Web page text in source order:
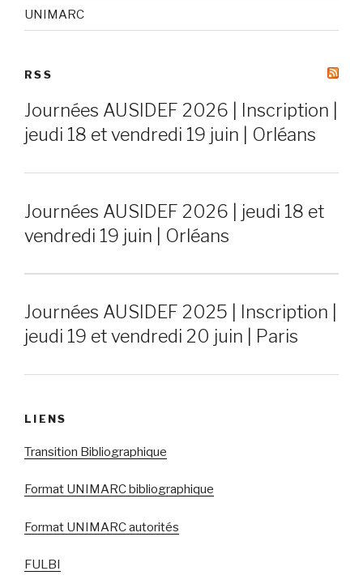
UNIMARC
RSS
Journées AUSIDEF 2026 | Inscription |
jeudi 18 et vendredi 19 juin | Orléans
Journées AUSIDEF 2026 | jeudi 18 et
vendredi 19 juin | Orléans
Journées AUSIDEF 2025 | Inscription |
jeudi 19 et vendredi 20 juin | Paris
LIENS
Transition Bibliographique
Format UNIMARC bibliographique
Format UNIMARC autorités
FULBI